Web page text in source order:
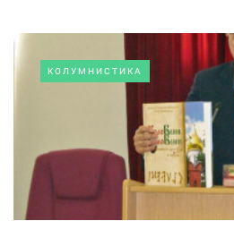
КОЛУМНИСТИКА